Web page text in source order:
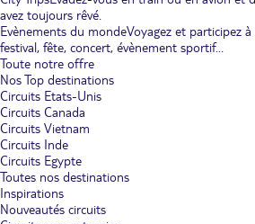
avez toujours rêvé.
Evènements du mondeVoyagez et participez
festival, fête, concert, évènement sportif...
Toute notre offre
Nos Top destinations
Circuits Etats-Unis
Circuits Canada
Circuits Vietnam
Circuits Inde
Circuits Egypte
Toutes nos destinations
Inspirations
Nouveautés circuits